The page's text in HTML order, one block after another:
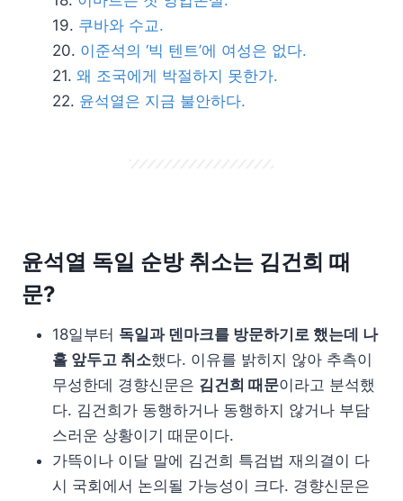
쿠바와 수교.
이준석의 ‘빅 텐트’에 여성은 없다.
왜 조국에게 박절하지 못한가.
윤석열은 지금 불안하다.
윤석열 독일 순방 취소는 김건희 때
문?
18일부터 독일과 덴마크를 방문하기로 했는데 나
흘 앞두고 취소했다. 이유를 밝히지 않아 추측이
무성한데 경향신문은 김건희 때문이라고 분석했
다. 김건희가 동행하거나 동행하지 않거나 부담
스러운 상황이기 때문이다.
가뜩이나 이달 말에 김건희 특검법 재의결이 다
시 국회에서 논의될 가능성이 크다. 경향신문은